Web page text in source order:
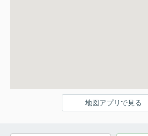
地図アプリで見る